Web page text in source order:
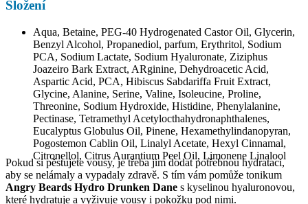
Složení
Aqua, Betaine, PEG-40 Hydrogenated Castor Oil, Glycerin,
Benzyl Alcohol, Propanediol, parfum, Erythritol, Sodium
PCA, Sodium Lactate, Sodium Hyaluronate, Ziziphus
Joazeiro Bark Extract, ARginine, Dehydroacetic Acid,
Aspartic Acid, PCA, Hibiscus Sabdariffa Fruit Extract,
Glycine, Alanine, Serine, Valine, Isoleucine, Proline,
Threonine, Sodium Hydroxide, Histidine, Phenylalanine,
Pectinase, Tetramethyl Acetylocthahydronaphthalenes,
Eucalyptus Globulus Oil, Pinene, Hexamethylindanopyran,
Pogostemon Cablin Oil, Linalyl Acetate, Hexyl Cinnamal,
Citronellol, Citrus Aurantium Peel Oil, Limonene Linalool
Pokud si pěstujete vousy, je třeba jim dodat potřebnou hydrataci,
aby se nelámaly a vypadaly zdravě. S tím vám pomůže tonikum
Angry Beards Hydro Drunken Dane s kyselinou hyaluronovou,
které hydratuje a vyživuje vousy i pokožku pod nimi.